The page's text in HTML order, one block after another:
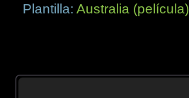
Plantilla:Australia (película)